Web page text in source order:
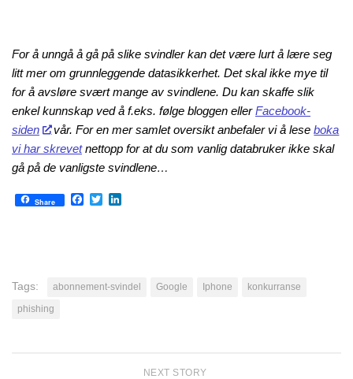
For å unngå å gå på slike svindler kan det være lurt å lære seg
litt mer om grunnleggende datasikkerhet. Det skal ikke mye til
for å avsløre svært mange av svindlene. Du kan skaffe slik
enkel kunnskap ved å f.eks. følge bloggen ellerFacebook-
siden
vår. For en mer samlet oversikt anbefaler vi å leseboka
vi har skrevetnettopp for at du som vanlig databruker ikke skal
gå på de vanligste svindlene…
Share Facebook
Twitter
Tags: abonnement-svindel Google Iphone
konkurranse
phishing
NEXT STORY